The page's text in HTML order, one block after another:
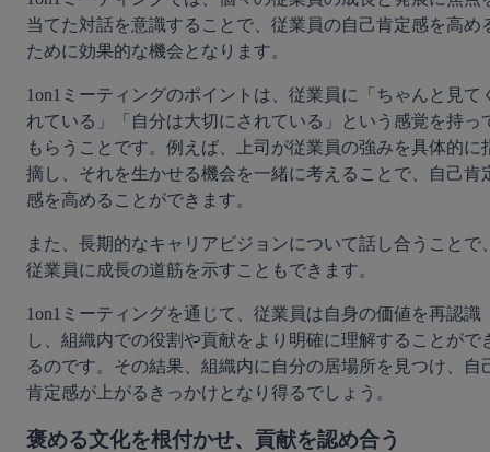
当てた対話を意識することで、従業員の自己肯定感を高め
ために効果的な機会となります。
1on1ミーティングのポイントは、従業員に「ちゃんと見て
れている」「自分は大切にされている」という感覚を持っ
もらうことです。例えば、上司が従業員の強みを具体的に
摘し、それを生かせる機会を一緒に考えることで、自己肯
感を高めることができます。
また、長期的なキャリアビジョンについて話し合うことで
従業員に成長の道筋を示すこともできます。
1on1ミーティングを通じて、従業員は自身の価値を再認識
し、組織内での役割や貢献をより明確に理解することがで
るのです。その結果、組織内に自分の居場所を見つけ、自
肯定感が上がるきっかけとなり得るでしょう。
褒める文化を根付かせ、貢献を認め合う